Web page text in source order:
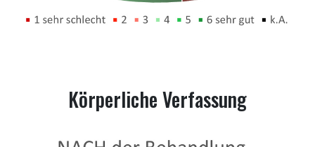
Körperliche Verfassung